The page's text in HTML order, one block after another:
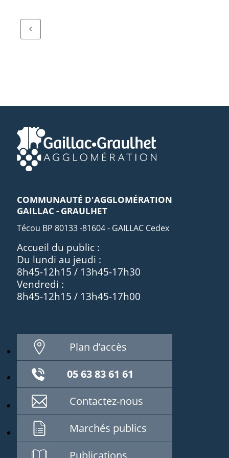
COMMUNAUTÉ D'AGGLOMÉRATION
GAILLAC - GRAULHET
Técou BP 80133 -81604 - GAILLAC Cedex
Accueil du public :
Du lundi au jeudi :
8h45-12h15 / 13h45-17h30
Vendredi :
8h45-12h15 / 13h45-17h00
Plan d’accès
05 63 83 61 61
Contactez-nous
Marchés publics
Publications